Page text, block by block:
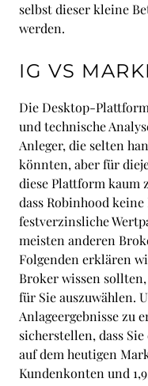
selbst dieser kleine
werden.
IG VS
Die Desktop-
und technische
Anleger, die selten
könnten, aber für
diese Plattform kaum
dass Robinhood
festverzinsliche
meisten anderen
Folgenden erklären
Broker wissen
für Sie auszuwählen.
Anlageergebnisse zu
sicherstellen, dass
auf dem heutigen
Kundenkonten und